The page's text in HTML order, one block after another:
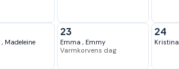
, Madeleine
23
Emma , Emmy
Varmkorvens dag
24
Kristina